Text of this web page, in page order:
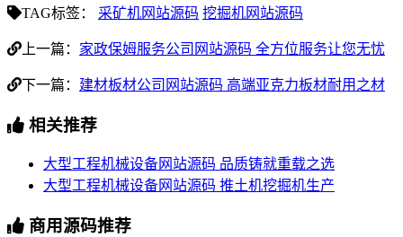
TAG标签： 采矿机网站源码 挖掘机网站源码
上一篇： 家政保姆服务公司网站源码 全方位服务让您无忧
下一篇： 建材板材公司网站源码 高端亚克力板材耐用之材
相关推荐
大型工程机械设备网站源码 品质铸就重载之选
大型工程机械设备网站源码 推土机挖掘机生产
商用源码推荐